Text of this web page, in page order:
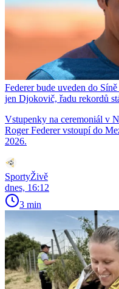
Federer bude uveden do
jen Djokovič, řadu rekordů
Vstupenky na ceremoniál v
Roger Federer vstoupí do
2026.
SportyŽivě
dnes, 16:12
3 min